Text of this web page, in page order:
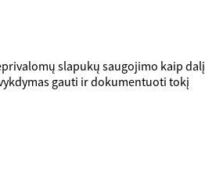
slapukų saugojimo kaip dalį
gauti ir dokumentuoti tokį